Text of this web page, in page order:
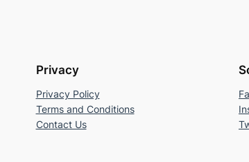
Privacy
Privacy Policy
Terms and Conditions
Contact Us